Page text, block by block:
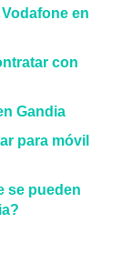
en
con
Gandia
para móvil
se pueden